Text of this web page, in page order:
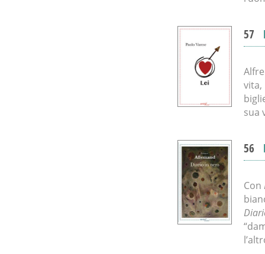
57
vita,
sua
56
Con